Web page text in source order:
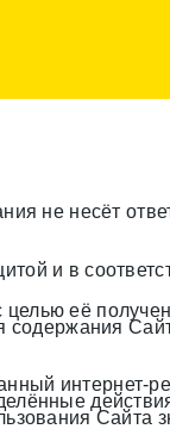
не несёт
и в
целью её
интернет-
действия
Сайта